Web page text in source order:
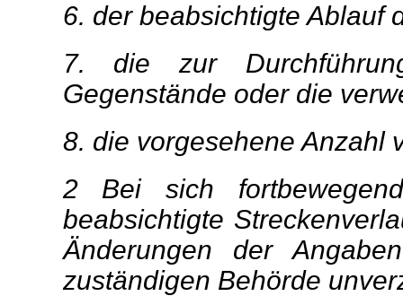
6. der beabsichtigte Ablauf
7. die zur
Gegenstände oder die
8. die vorgesehene Anzahl
2 Bei sich
beabsichtigte
Änderungen der
zuständigen Behörde